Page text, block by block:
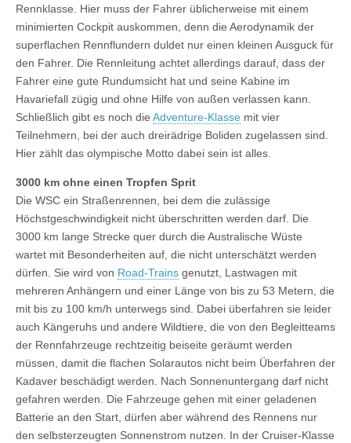
Rennklasse. Hier muss der Fahrer üblicherweise mit einem
minimierten Cockpit auskommen, denn die Aerodynamik der
superflachen Rennflundern duldet nur einen kleinen Ausguck für
den Fahrer. Die Rennleitung achtet allerdings darauf, dass der
Fahrer eine gute Rundumsicht hat und seine Kabine im
Havariefall zügig und ohne Hilfe von außen verlassen kann.
Schließlich gibt es noch die Adventure-Klasse mit vier
Teilnehmern, bei der auch dreirädrige Boliden zugelassen sind.
Hier zählt das olympische Motto dabei sein ist alles.
3000 km ohne einen Tropfen Sprit
Die WSC ein Straßenrennen, bei dem die zulässige
Höchstgeschwindigkeit nicht überschritten werden darf. Die
3000 km lange Strecke quer durch die Australische Wüste
wartet mit Besonderheiten auf, die nicht unterschätzt werden
dürfen. Sie wird von Road-Trains genutzt, Lastwagen mit
mehreren Anhängern und einer Länge von bis zu 53 Metern, die
mit bis zu 100 km/h unterwegs sind. Dabei überfahren sie leider
auch Kängeruhs und andere Wildtiere, die von den Begleitteams
der Rennfahrzeuge rechtzeitig beiseite geräumt werden
müssen, damit die flachen Solarautos nicht beim Überfahren der
Kadaver beschädigt werden. Nach Sonnenuntergang darf nicht
gefahren werden. Die Fahrzeuge gehen mit einer geladenen
Batterie an den Start, dürfen aber während des Rennens nur
den selbsterzeugten Sonnenstrom nutzen. In der Cruiser-Klasse